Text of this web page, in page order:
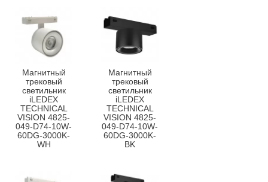
Магнитный
трековый
светильник
iLEDEX
TECHNICAL
VISION 4825-
049-D74-10W-
60DG-3000K-
WH
Магнитный
трековый
светильник
iLEDEX
TECHNICAL
VISION 4825-
049-D74-10W-
60DG-3000K-
BK